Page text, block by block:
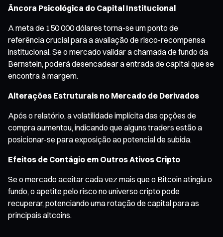
Âncora Psicológica do Capital Institucional
A meta de 150 000 dólares torna-se um ponto de
referência crucial para a avaliação de risco-recompensa
institucional. Se o mercado validar a chamada de fundo da
Bernstein, poderá desencadear a entrada de capital que se
encontra à margem.
Alterações Estruturais no Mercado de Derivados
Após o relatório, a volatilidade implícita das opções de
compra aumentou, indicando que alguns traders estão a
posicionar-se para exposição ao potencial de subida.
Efeitos de Contágio em Outros Ativos Cripto
Se o mercado aceitar cada vez mais que o Bitcoin atingiu o
fundo, o apetite pelo risco no universo cripto pode
recuperar, potenciando uma rotação de capital para as
principais altcoins.